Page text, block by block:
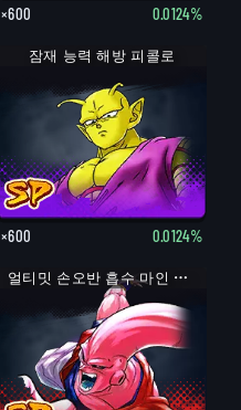
×600 0.0124%
잠재 능력 해방 피콜로
×600 0.0124%
얼티밋 손오반 흡수 마인 부우